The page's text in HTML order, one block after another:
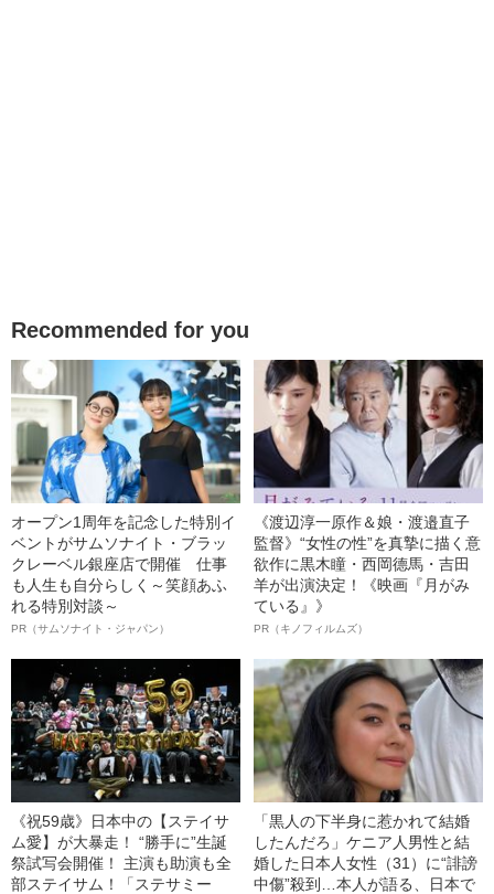
Recommended for you
オープン1周年を記念した特別イ
ベントがサムソナイト・ブラッ
クレーベル銀座店で開催 仕事
も人生も自分らしく～笑顔あふ
れる特別対談～
PR（サムソナイト・ジャパン）
《渡辺淳一原作＆娘・渡邉直子
監督》“女性の性”を真摯に描く意
欲作に黒木瞳・西岡德馬・吉田
羊が出演決定！《映画『月がみ
ている』》
PR（キノフィルムズ）
《祝59歳》日本中の【ステイサ
ム愛】が大暴走！ “勝手に”生誕
祭試写会開催！ 主演も助演も全
部ステイサム！「ステサミー
「黒人の下半身に惹かれて結婚
したんだろ」ケニア人男性と結
婚した日本人女性（31）に“誹謗
中傷”殺到…本人が語る、日本で